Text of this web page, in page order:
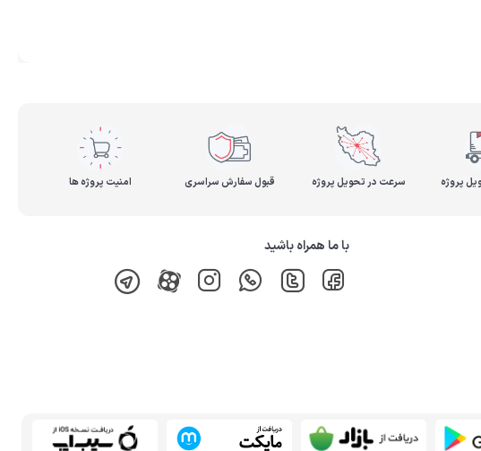
پروژه سرعت در تحویل پروژه قبول سفارش سراسری امنیت پروژه ها
با ما همراه باشید